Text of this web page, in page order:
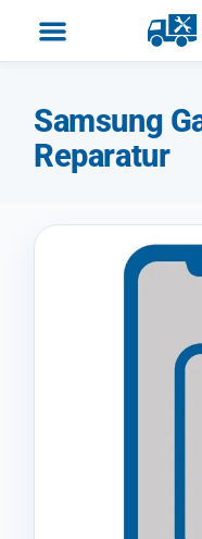
Samsung
Reparatur